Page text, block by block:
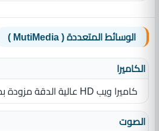
الوسائط المتعددة ( MutiMedia )
الكاميرا
كاميرا ويب HD عالية الدقة مزودة بميكروفون مدمج
الصوت